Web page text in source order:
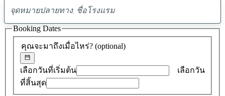
พบ
ข้อ
เสนอ
0
คุณจะมาถึงเมื่อไหร่? (optional)
เลือกวันที่เริ่มต้น
เลือกวัน
ที่สิ้นสุด
Booking Dates